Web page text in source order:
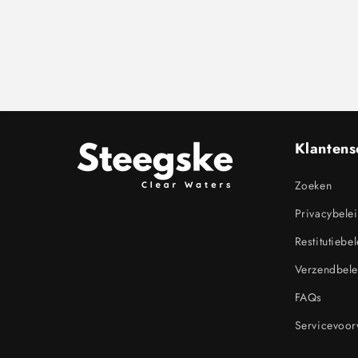
Zoeken
FAQs